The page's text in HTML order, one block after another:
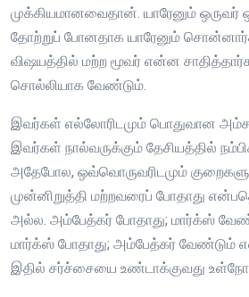
முக்கியமானவைதான். யாரேனும் ஒருவர்
தோற்றுப் போனதாக யாரேனும்
விஷயத்தில் மற்ற மூவர் என்ன
சொல்லியாக வேண்டும்.
இவர்கள் எல்லோரிடமும் பொதுவான
இவர்கள் நால்வருக்கும் தேசியத்தில்
அதேபோல, ஒவ்வொருவரிடமும்
முன்னிறுத்தி மற்றவரைப் போதாது
அல்ல. அம்பேத்கர் போதாது; மார்க்ஸ்
மார்க்ஸ் போதாது; அம்பேத்கர் வேண்டும்
இதில் சர்ச்சையை உண்டாக்குவது